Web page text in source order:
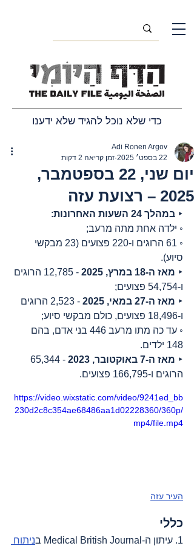
כדי שלא נוכל להגיד שלא ידענו
יום שני, 22 בספטמבר,
2025 – רצועת עזה
Adi Ronen Argov
22 בספט׳ 2025
זמן קריאה 2 דקות
‣ במהלך 24 השעות האחרונות
:
◦ ילדה אחת מתה מרעב;
◦ 61 הרוגים ו-220 פצועים (23 מבקשי
סיוע).
‣ מאז ה-18 במרץ, 2025
- 12,785 הרוגים
ו-54,754 פצועים;
‣ מאז ה-27 במאי, 2025
- 2,523 הרוגים
ו-18,496 פצועים, כולם מבקשי סיוע;
◦ עד כה מתו מרעב 446 בני אדם, בהם
148 ילדים.
‣ מאז ה-7 באוקטובר, 2023
הרוגים ו-166,795 פצועים.
https://video.wixstatic.com/video/9241ed_bb
230d2c8c354ae68486aa1d02228360/360p/
mp4/file.mp4
העיר עזה
כללי
1. עיתון ה-Medical British Journal ב
ניתוח